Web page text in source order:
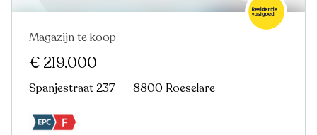
Magazijn te koop
€ 219.000
Spanjestraat 237 - - 8800 Roeselare